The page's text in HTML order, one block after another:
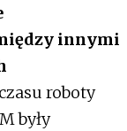
innymi
roboty
były